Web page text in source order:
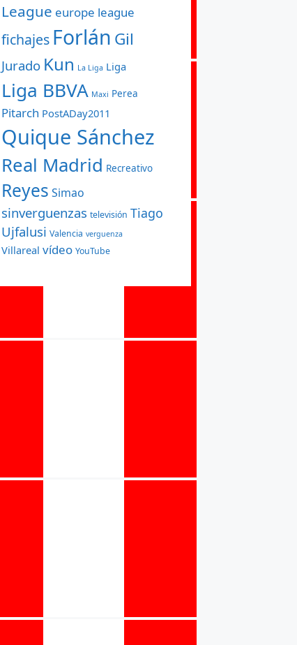
League europe league
fichajes Forlán Gil
Jurado Kun La Liga Liga
Liga BBVA Maxi Perea
Pitarch PostADay2011
Quique Sánchez
Real Madrid Recreativo
Reyes Simao
sinverguenzas televisión Tiago
Ujfalusi Valencia verguenza
Villareal vídeo YouTube